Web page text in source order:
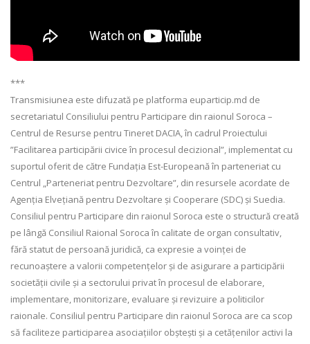
***
Transmisiunea este difuzată pe platforma euparticip.md de
secretariatul Consiliului pentru Participare din raionul Soroca –
Centrul de Resurse pentru Tineret DACIA, în cadrul Proiectului
”Facilitarea participării civice în procesul decizional”, implementat cu
suportul oferit de către Fundația Est-Europeană în parteneriat cu
Centrul „Parteneriat pentru Dezvoltare”, din resursele acordate de
Agenția Elvețiană pentru Dezvoltare și Cooperare (SDC) și Suedia.
Consiliul pentru Participare din raionul Soroca este o structură creată
pe lângă Consiliul Raional Soroca în calitate de organ consultativ,
fără statut de persoană juridică, ca expresie a voinței de
recunoaștere a valorii competențelor și de asigurare a participării
societății civile și a sectorului privat în procesul de elaborare,
implementare, monitorizare, evaluare și revizuire a politicilor
raionale. Consiliul pentru Participare din raionul Soroca are ca scop
să faciliteze participarea asociațiilor obștești și a cetățenilor activi la